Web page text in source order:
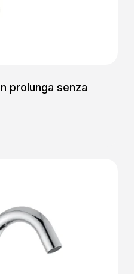
prolunga senza